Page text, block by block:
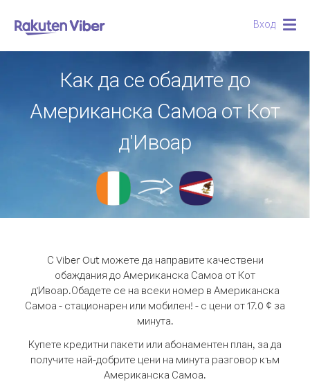
Вход
Как да се обадите до
Американска Самоа от Кот
д'Ивоар
С Viber Out можете да направите качествени
обаждания до Американска Самоа от Кот
д'Ивоар.Обадете се на всеки номер в Американска
Самоа - стационарен или мобилен! - с цени от 17.0 ¢ за
минута.
Купете кредитни пакети или абонаментен план, за да
получите най-добрите цени на минута разговор към
Американска Самоа.